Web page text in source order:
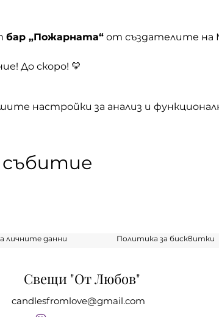
бар „Пожарната“ от създателите на
До скоро! 💛
настройки за анализ и
личните данни Политика за бисквитки
Свещи "От Любов"
candlesfromlove@gmail.com